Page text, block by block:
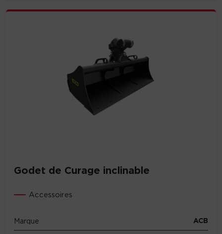
Godet de Curage inclinable
Accessoires
Marque ACB